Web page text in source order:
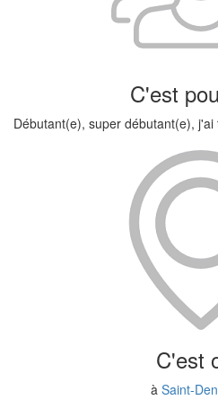
C'est
Débutant(e), super débutant(e),
C'est
à Saint-